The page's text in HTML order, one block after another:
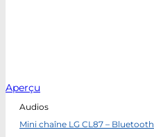
Aperçu
Audios
Mini chaîne LG CL87 – Bluetooth